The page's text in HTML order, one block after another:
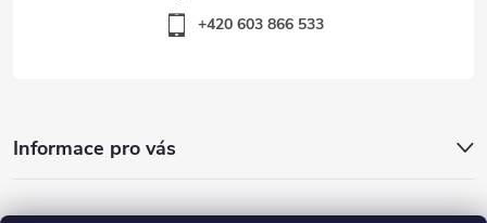
+420 603 866 533
Informace pro vás